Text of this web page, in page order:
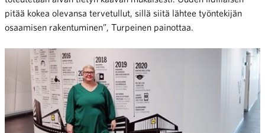
pitää kokea olevansa tervetullut, sillä siitä lähtee työntekijän
osaamisen rakentuminen”, Turpeinen painottaa.